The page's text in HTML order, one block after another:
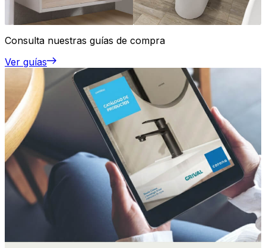
Consulta nuestras guías de compra
Ver guías